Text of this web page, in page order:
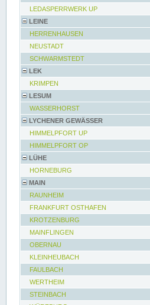
LEDASPERRWERK UP
LEINE
HERRENHAUSEN
NEUSTADT
SCHWARMSTEDT
LEK
KRIMPEN
LESUM
WASSERHORST
LYCHENER GEWÄSSER
HIMMELPFORT UP
HIMMELPFORT OP
LÜHE
HORNEBURG
MAIN
RAUNHEIM
FRANKFURT OSTHAFEN
KROTZENBURG
MAINFLINGEN
OBERNAU
KLEINHEUBACH
FAULBACH
WERTHEIM
STEINBACH